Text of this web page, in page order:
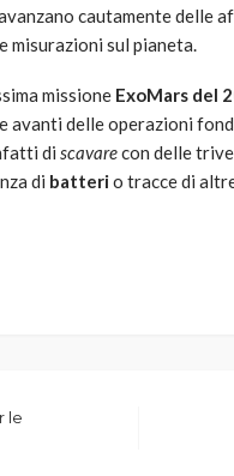
cautamente delle
e misurazioni sul pianeta.
missione ExoMars del
avanti delle operazioni
di scavarecon delle
di batterio tracce di
le